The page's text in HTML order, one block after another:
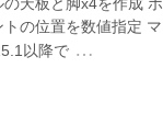
天板と脚x4を作成
の位置を数値指定
以降で …